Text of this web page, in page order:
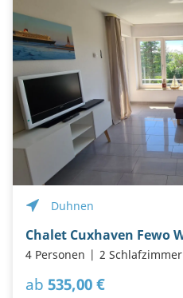
Duhnen
4 Personen 2 Schlafzimmer
ab 535,00 €